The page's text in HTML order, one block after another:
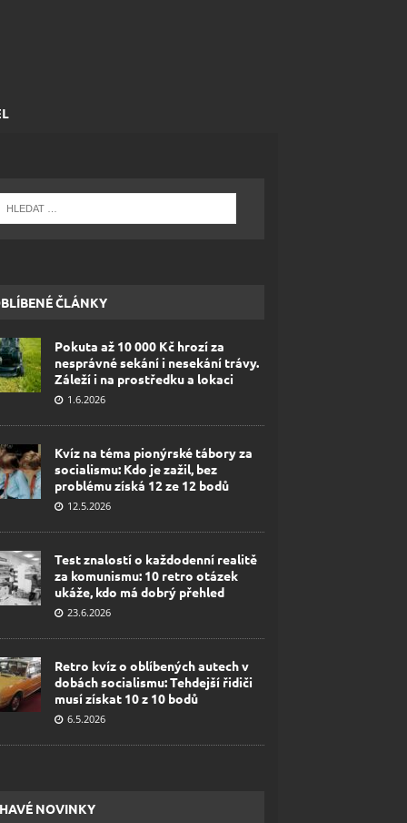
ČLÁNKY
Pokuta až 10 000 Kč hrozí za
nesprávné sekání i nesekání trávy.
Záleží i na prostředku a lokaci
1.6.2026
Kvíz na téma pionýrské tábory za
socialismu: Kdo je zažil, bez
problému získá 12 ze 12 bodů
12.5.2026
Test znalostí o každodenní realitě
za komunismu: 10 retro otázek
ukáže, kdo má dobrý přehled
23.6.2026
Retro kvíz o oblíbených autech v
dobách socialismu: Tehdejší řidiči
musí získat 10 z 10 bodů
6.5.2026
NOVINKY